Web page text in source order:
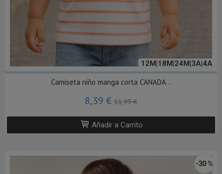
12M|18M|24M|3A|4A
Camiseta niño manga corta CANADA...
8,39 € 11,99 €
Añadir a Carrito
-30 %